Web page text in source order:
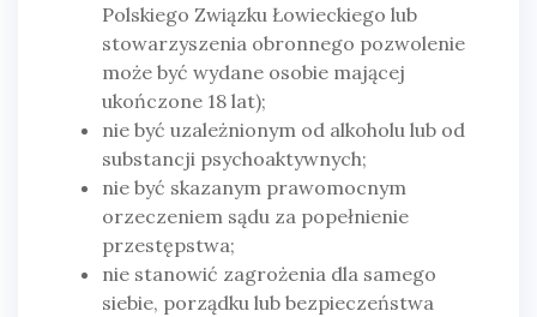
Polskiego Związku Łowieckiego lub
stowarzyszenia obronnego pozwolenie
może być wydane osobie mającej
ukończone 18 lat);
nie być uzależnionym od alkoholu lub od
substancji psychoaktywnych;
nie być skazanym prawomocnym
orzeczeniem sądu za popełnienie
przestępstwa;
nie stanowić zagrożenia dla samego
siebie, porządku lub bezpieczeństwa